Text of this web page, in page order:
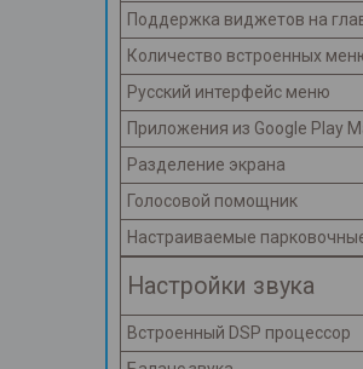
Поддержка виджетов на
Количество встроенных
Русский интерфейс меню
Приложения из Google Play
Разделение экрана
Голосовой помощник
Настраиваемые
Настройки звука
Встроенный DSP процессор